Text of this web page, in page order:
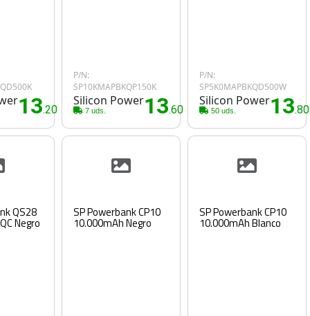
13.20€
P/N:
SP10KMAPBKQP150K
Silicon Power
7 uds. 13.60€
P/N:
SP5K0MAPBKQD500W
Silicon Power
50 uds. 13
QS28
Negro
SP Powerbank CP10
10.000mAh Negro
SP Powerbank CP10
10.000mAh Blanco